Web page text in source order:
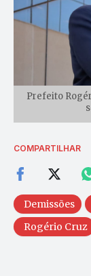
Prefeito
COMPARTILHAR
Demissões
Rogério Cruz